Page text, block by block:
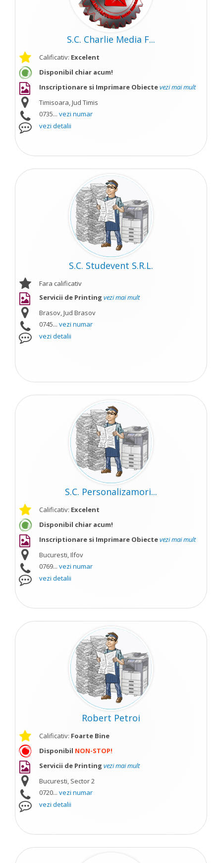
S.C. Charlie Media F...
Calificativ: Excelent
Disponibil chiar acum!
Inscriptionare si Imprimare Obiectevezi mai mult
Timisoara, Jud Timis
0735... vezi numar
vezi detalii
S.C. Studevent S.R.L.
Fara calificativ
Servicii de Printing vezi mai mult
Brasov, Jud Brasov
0745... vezi numar
vezi detalii
S.C. Personalizamori...
Calificativ: Excelent
Disponibil chiar acum!
Inscriptionare si Imprimare Obiectevezi mai mult
Bucuresti, Ilfov
0769... vezi numar
vezi detalii
Robert Petroi
Calificativ: Foarte Bine
Disponibil NON-STOP!
Servicii de Printing vezi mai mult
Bucuresti, Sector 2
0720... vezi numar
vezi detalii